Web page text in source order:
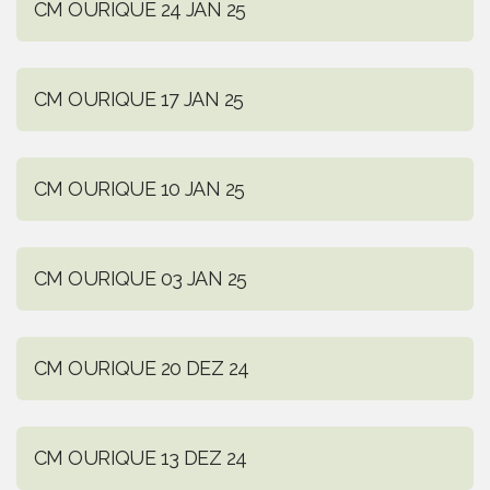
CM OURIQUE 24 JAN 25
CM OURIQUE 17 JAN 25
CM OURIQUE 10 JAN 25
CM OURIQUE 03 JAN 25
CM OURIQUE 20 DEZ 24
CM OURIQUE 13 DEZ 24